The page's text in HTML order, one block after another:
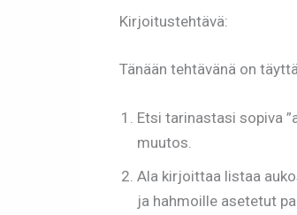
Kirjoitustehtävä:
Tänään tehtävänä on
Etsi tarinastasi sopiva
muutos.
Ala kirjoittaa listaa
ja hahmoille asetetut